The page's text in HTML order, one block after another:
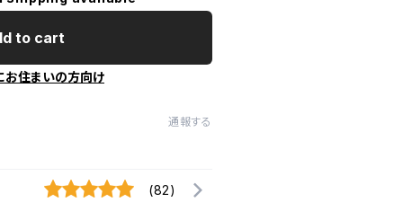
to cart
お住まいの方向け
通報する
(82)